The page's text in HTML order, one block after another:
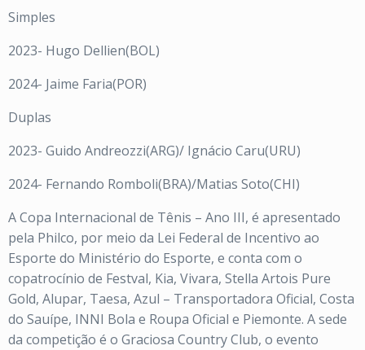
Simples
2023- Hugo Dellien(BOL)
2024- Jaime Faria(POR)
Duplas
2023- Guido Andreozzi(ARG)/ Ignácio Caru(URU)
2024- Fernando Romboli(BRA)/Matias Soto(CHI)
A Copa Internacional de Tênis – Ano III, é apresentado
pela Philco, por meio da Lei Federal de Incentivo ao
Esporte do Ministério do Esporte, e conta com o
copatrocínio de Festval, Kia, Vivara, Stella Artois Pure
Gold, Alupar, Taesa, Azul – Transportadora Oficial, Costa
do Sauípe, INNI Bola e Roupa Oficial e Piemonte. A sede
da competição é o Graciosa Country Club, o evento